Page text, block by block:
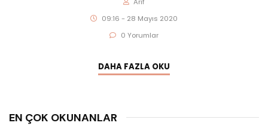
Arif
09:16 - 28 Mayıs 2020
0 Yorumlar
DAHA FAZLA OKU
EN ÇOK OKUNANLAR